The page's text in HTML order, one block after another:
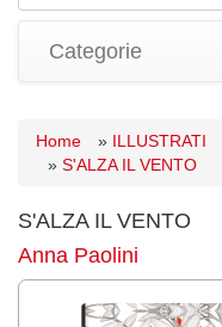
Categorie
Home » ILLUSTRATI
» S'ALZA IL VENTO
S'ALZA IL VENTO
Anna Paolini